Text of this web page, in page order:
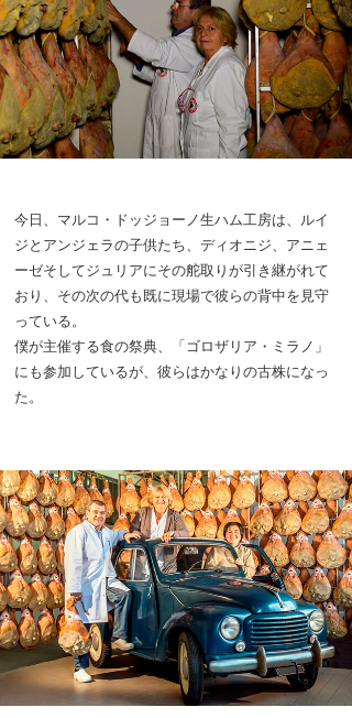
今日、マルコ・ドッジョーノ生ハム工房は、ルイ
ジとアンジェラの子供たち、ディオニジ、アニェ
ーゼそしてジュリアにその舵取りが引き継がれて
おり、その次の代も既に現場で彼らの背中を見守
っている。
僕が主催する食の祭典、「ゴロザリア・ミラノ」
にも参加しているが、彼らはかなりの古株になっ
た。